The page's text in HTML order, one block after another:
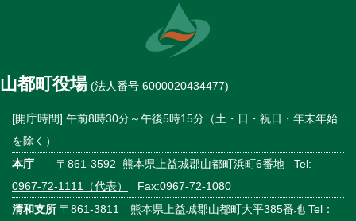
山都町役場(法人番号 6000020434477)
[開庁時間] 午前8時30分～午後5時15分（土・日・祝日・年末年始
を除く）
本庁 〒861-3592 熊本県上益城郡山都町浜町6番地 Tel:
0967-72-1111（代表）
Fax:0967-72-1080
清和支所 〒861-3811 熊本県上益城郡山都町大平385番地 Tel：